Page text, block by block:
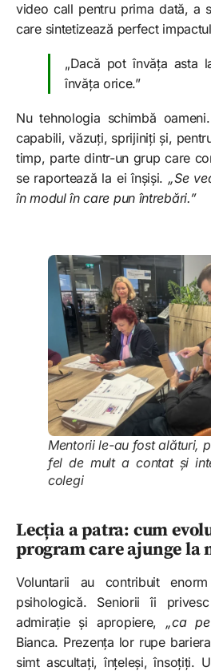
video call pentru prima dată, a
care sintetizează perfect
„Dacă pot învăța asta
învăța orice.”
Nu tehnologia schimbă
capabili, văzuți, sprijiniți și,
timp, parte dintr-un grup care
se raportează la ei înșiși. „Se
în modul în care pun întrebări.”
Mentorii le-au fost alături,
fel de mult a contat și
colegi
Lecția a patra: cum
program care ajunge la
Voluntarii au contribuit
psihologică. Seniorii îi
admirație și apropiere, „ca
Bianca. Prezența lor rupe
simt ascultați, înțeleși, însoțiți.